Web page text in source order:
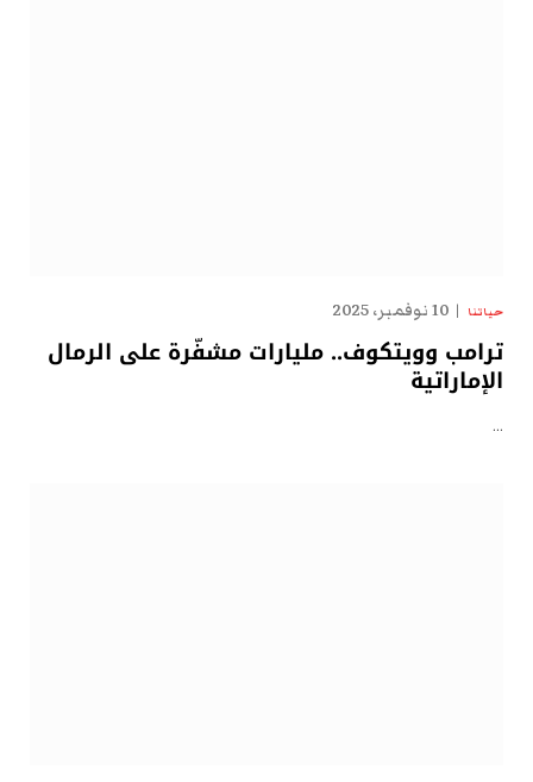
حياتنا 10 نوفمبر، 2025
ترامب وويتكوف.. مليارات مشفّرة على الرمال
الإماراتية
…